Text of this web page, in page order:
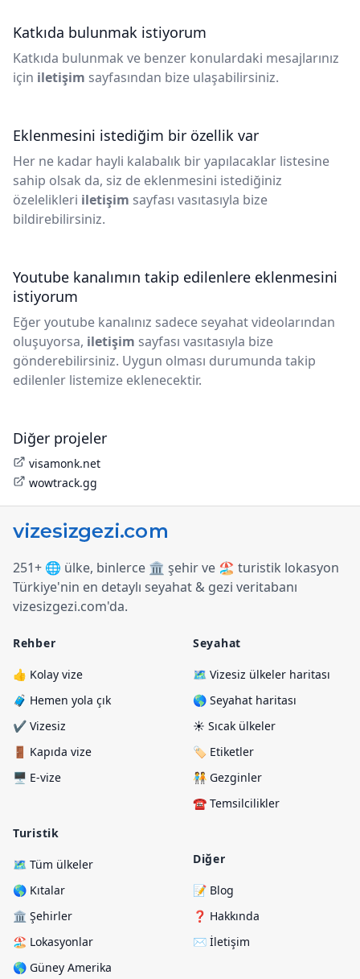
Katkıda bulunmak istiyorum
Katkıda bulunmak ve benzer konulardaki mesajlarınız
için iletişim sayfasından bize ulaşabilirsiniz.
Eklenmesini istediğim bir özellik var
Her ne kadar hayli kalabalık bir yapılacaklar listesine
sahip olsak da, siz de eklenmesini istediğiniz
özelelikleri iletişim sayfası vasıtasıyla bize
bildirebilirsiniz.
Youtube kanalımın takip edilenlere eklenmesini
istiyorum
Eğer youtube kanalınız sadece seyahat videolarından
oluşuyorsa, iletişim sayfası vasıtasıyla bize
gönderebilirsiniz. Uygun olması durumunda takip
edilenler listemize eklenecektir.
Diğer projeler
visamonk.net
wowtrack.gg
251+ 🌐 ülke, binlerce 🏛️ şehir ve 🏖️ turistik lokasyon
Türkiye'nin en detaylı seyahat & gezi veritabanı
vizesizgezi.com'da.
Rehber
👍 Kolay vize
🧳 Hemen yola çık
✔️ Vizesiz
🚪 Kapıda vize
🖥️ E-vize
Turistik
🗺️ Tüm ülkeler
🌎 Kıtalar
🏛️ Şehirler
🏖️ Lokasyonlar
🌎 Güney Amerika
Seyahat
🗺️ Vizesiz ülkeler haritası
🌎 Seyahat haritası
☀️ Sıcak ülkeler
🏷️ Etiketler
🧑‍🤝‍🧑 Gezginler
☎️ Temsilcilikler
Diğer
📝 Blog
❓ Hakkında
✉️ İletişim